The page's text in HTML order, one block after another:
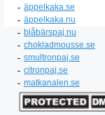
- äppelkaka.se
- äppelkaka.nu
- blåbärspaj.nu
- chokladmousse.se
- smultronpaj.se
- citronpaj.se
- matkanalen.se